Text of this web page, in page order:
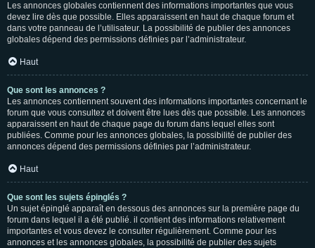
Les annonces globales contiennent des informations importantes que vous
devez lire dès que possible. Elles apparaissent en haut de chaque forum et
dans votre panneau de l’utilisateur. La possibilité de publier des annonces
globales dépend des permissions définies par l’administrateur.
Haut
Que sont les annonces ?
Les annonces contiennent souvent des informations importantes concernant le
forum que vous consultez et doivent être lues dès que possible. Les annonces
apparaissent en haut de chaque page du forum dans lequel elles sont
publiées. Comme pour les annonces globales, la possibilité de publier des
annonces dépend des permissions définies par l’administrateur.
Haut
Que sont les sujets épinglés ?
Un sujet épinglé apparaît en dessous des annonces sur la première page du
forum dans lequel il a été publié. il contient des informations relativement
importantes et vous devez le consulter régulièrement. Comme pour les
annonces et les annonces globales, la possibilité de publier des sujets